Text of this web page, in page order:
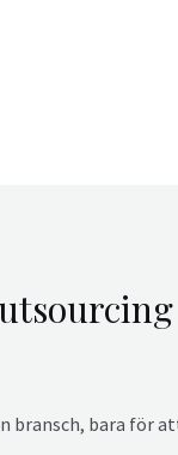
bara för